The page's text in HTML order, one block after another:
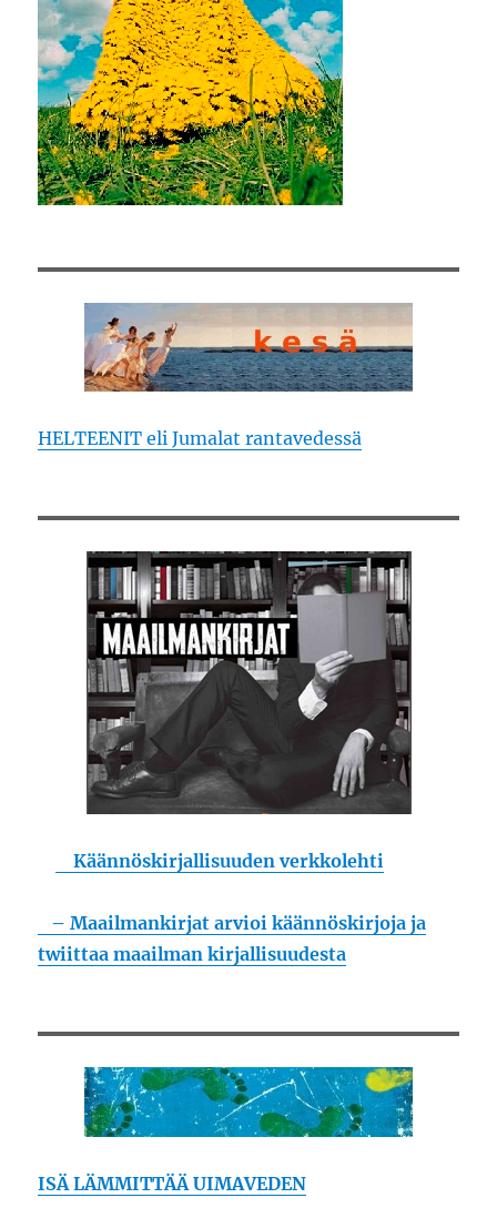
HELTEENIT eli Jumalat rantavedessä
Käännöskirjallisuuden verkkolehti
– Maailmankirjat arvioi käännöskirjoja ja
twiittaa maailman kirjallisuudesta
ISÄ LÄMMITTÄÄ UIMAVEDEN